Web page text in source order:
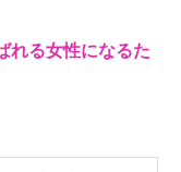
れる女性になるた